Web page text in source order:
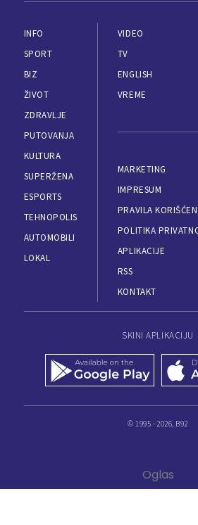
INFO
SPORT
BIZ
ŽIVOT
ZDRAVLJE
PUTOVANJA
KULTURA
SUPERŽENA
ESPORTS
TEHNOPOLIS
AUTOMOBILI
LOKAL
VIDEO
TV
ENGLISH
VREME
MARKETING
IMPRESUM
PRAVILA
POLITIKA
APLIKACIJE
RSS
KONTAKT
SKINI APLIKACIJU
© 1995 - 2026, B92